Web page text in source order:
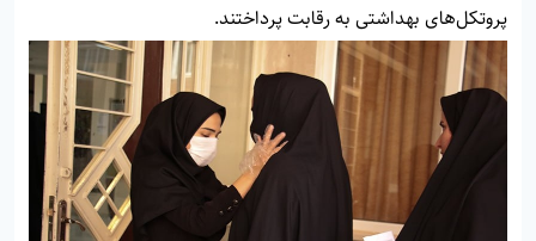
پروتکل‌های بهداشتی به رقابت پرداختند.